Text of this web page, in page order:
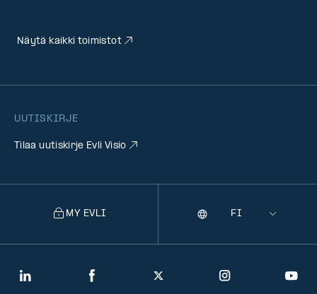
UUTISKIRJE
Tilaa uutiskirje Evli Visio
Näytä kaikki toimistot
LinkedIn Facebook Twitter Instagram
MY EVLI
Selecting
Kieli